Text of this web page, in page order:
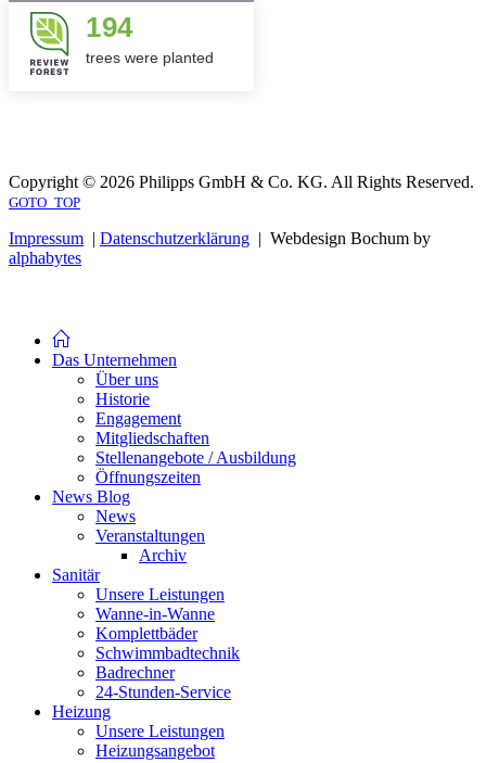
194
trees were planted
Copyright © 2026 Philipps GmbH & Co. KG. All Rights Reserved.
GOTO_TOP
Impressum | Datenschutzerklärung | Webdesign Bochum by
alphabytes
Das Unternehmen
Über uns
Historie
Engagement
Mitgliedschaften
Stellenangebote / Ausbildung
Öffnungszeiten
News Blog
News
Veranstaltungen
Archiv
Sanitär
Unsere Leistungen
Wanne-in-Wanne
Komplettbäder
Schwimmbadtechnik
Badrechner
24-Stunden-Service
Heizung
Unsere Leistungen
Heizungsangebot